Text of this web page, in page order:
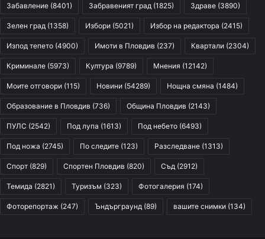
Забавление (8401) Забравеният град (1825) Здраве (3890)
Зелен град (1358) Избори (5021) Избор на редактора (2415)
Изпод тепето (4900) Имоти в Пловдив (237) Квартали (2304)
Криминале (5973) Култура (9789) Мнения (12142)
Моите отговори (115) Новини (54289) Нощна смяна (1484)
Образование в Пловдив (736) Община Пловдив (2143)
ПУЛС (2542) Под лупа (1613) Под небето (6493)
Под ножа (2745) По следите (123) Разследване (1313)
Спорт (829) Спортен Пловдив (820) Съд (2912)
Темида (2821) Туризъм (323) Фотогалерия (174)
Фоторепортаж (247) Ъндърграунд (89) вашите снимки (134)